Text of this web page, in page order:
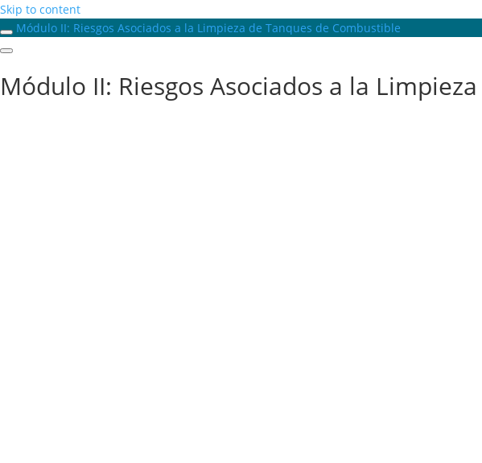
Skip to content
Módulo II: Riesgos Asociados a la Limpieza de Tanques de Combustible
Módulo II: Riesgos Asociados a la